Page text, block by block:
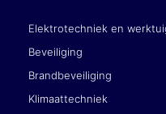
Elektrotechniek en
Beveiliging
Brandbeveiliging
Klimaattechniek